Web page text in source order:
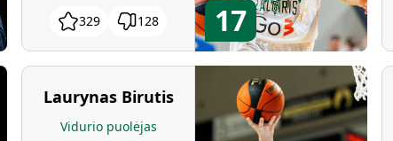
329 128 17
Laurynas Birutis
Vidurio puolėjas